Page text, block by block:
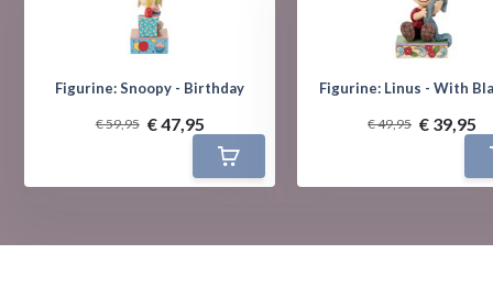
Figurine: Snoopy - Birthday
€ 59,95 € 47,95
Figurine: Linus - With
€ 49,95 € 39,95